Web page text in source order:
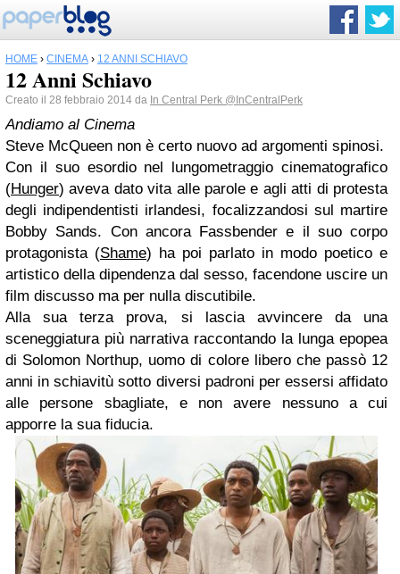
HOME › CINEMA › 12 ANNI SCHIAVO
12 Anni Schiavo
Creato il 28 febbraio 2014 da In Central Perk @InCentralPerk
Andiamo al Cinema
Steve McQueen non è certo nuovo ad argomenti spinosi.
Con il suo esordio nel lungometraggio cinematografico
(Hunger) aveva dato vita alle parole e agli atti di protesta
degli indipendentisti irlandesi, focalizzandosi sul martire
Bobby Sands. Con ancora Fassbender e il suo corpo
protagonista (Shame) ha poi parlato in modo poetico e
artistico della dipendenza dal sesso, facendone uscire un
film discusso ma per nulla discutibile.
Alla sua terza prova, si lascia avvincere da una
sceneggiatura più narrativa raccontando la lunga epopea
di Solomon Northup, uomo di colore libero che passò 12
anni in schiavitù sotto diversi padroni per essersi affidato
alle persone sbagliate, e non avere nessuno a cui
apporre la sua fiducia.